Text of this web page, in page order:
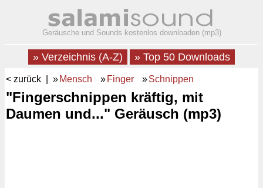
Geräusche und Sounds kostenlos downloaden (mp3)
» Verzeichnis (A-Z) » Top 50 Downloads
< zurück | » Mensch » Finger »Schnippen
"Fingerschnippen kräftig, mit
Daumen und..." Geräusch (mp3)